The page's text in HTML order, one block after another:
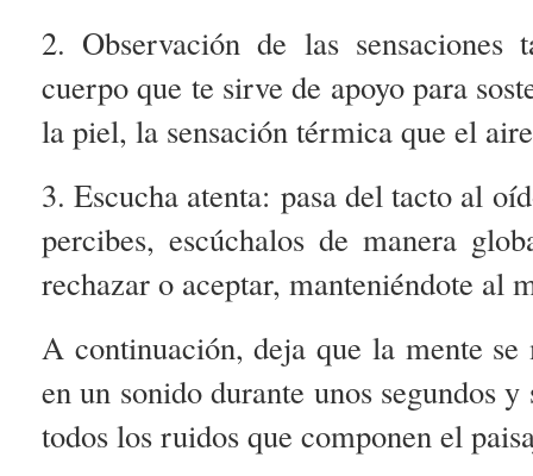
2. Observación de las sensaciones
cuerpo que te sirve de apoyo para
la piel, la sensación térmica que el
3. Escucha atenta: pasa del tacto al
percibes, escúchalos de manera
rechazar o aceptar, manteniéndote al
A continuación, deja que la mente
en un sonido durante unos segundos
todos los ruidos que componen el